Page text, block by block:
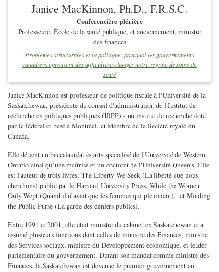
Janice MacKinnon, Ph.D., F.R.S.C.
Conférencière plénière
Professeure, École de la santé publique, et anciennement, ministre
des finances
Problèmes structurales et la politique: pourquoi les gouvernements
canadiens éprouvent des difficultésà changer notre regime de soins de
santé
Janice MacKinnon est professeur de politique fiscale à l'Université de la
Saskatchewan, présidente du conseil d'administration de l'Institut de
recherche en politiques publiques (IRPP) - un institut de recherche doté
par le fédéral et basé à Montréal, et Membre de la Société royale du
Canada.
Elle détient un baccalauréat ès arts spécialisé de l'Université de Western
Ontario ainsi qu’une maîtrise et un doctorat de l'Université Queen's. Elle
est l'auteur de trois livres, The Liberty We Seek (La liberté que nous
cherchons) publié par le Harvard University Press, While the Women
Only Wept (Quand il n’avait que les femmes qui pleuraient), et Minding
the Public Purse (La garde des deniers publics).
Entre 1991 et 2001, elle était ministre du cabinet en Saskatchewan et a
assumé plusieurs fonctions dont celles de ministre des Finances, ministre
des Services sociaux, ministre du Développement économique, et leader
parlementaire du gouvernement. Durant son mandat comme ministre des
Finances, la Saskatchewan est devenue le premier gouvernement au